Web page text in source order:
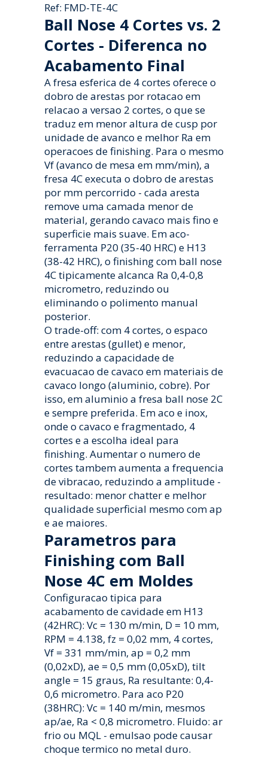
Ref: FMD-TE-4C
Ball Nose 4 Cortes vs. 2
Cortes - Diferenca no
Acabamento Final
A fresa esferica de 4 cortes oferece o
dobro de arestas por rotacao em
relacao a versao 2 cortes, o que se
traduz em menor altura de cusp por
unidade de avanco e melhor Ra em
operacoes de finishing. Para o mesmo
Vf (avanco de mesa em mm/min), a
fresa 4C executa o dobro de arestas
por mm percorrido - cada aresta
remove uma camada menor de
material, gerando cavaco mais fino e
superficie mais suave. Em aco-
ferramenta P20 (35-40 HRC) e H13
(38-42 HRC), o finishing com ball nose
4C tipicamente alcanca Ra 0,4-0,8
micrometro, reduzindo ou
eliminando o polimento manual
posterior.
O trade-off: com 4 cortes, o espaco
entre arestas (gullet) e menor,
reduzindo a capacidade de
evacuacao de cavaco em materiais de
cavaco longo (aluminio, cobre). Por
isso, em aluminio a fresa ball nose 2C
e sempre preferida. Em aco e inox,
onde o cavaco e fragmentado, 4
cortes e a escolha ideal para
finishing. Aumentar o numero de
cortes tambem aumenta a frequencia
de vibracao, reduzindo a amplitude -
resultado: menor chatter e melhor
qualidade superficial mesmo com ap
e ae maiores.
Parametros para
Finishing com Ball
Nose 4C em Moldes
Configuracao tipica para
acabamento de cavidade em H13
(42HRC): Vc = 130 m/min, D = 10 mm,
RPM = 4.138, fz = 0,02 mm, 4 cortes,
Vf = 331 mm/min, ap = 0,2 mm
(0,02xD), ae = 0,5 mm (0,05xD), tilt
angle = 15 graus, Ra resultante: 0,4-
0,6 micrometro. Para aco P20
(38HRC): Vc = 140 m/min, mesmos
ap/ae, Ra < 0,8 micrometro. Fluido: ar
frio ou MQL - emulsao pode causar
choque termico no metal duro.